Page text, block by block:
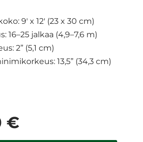
9' x 12' (23 x 30 cm)
16–25 jalkaa (4,9–7,6 m)
2” (5,1 cm)
13,5” (34,3 cm)
€